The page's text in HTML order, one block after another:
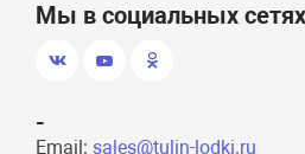
Мы в социальных сетях
-
Email: sales@tulin-lodki.ru